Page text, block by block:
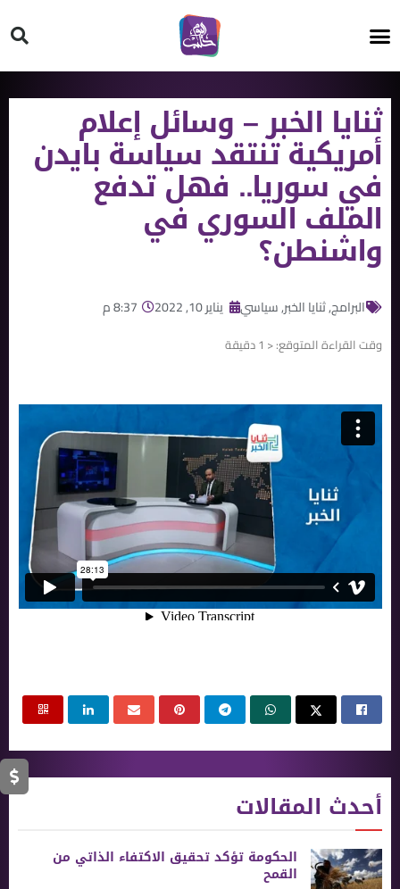
ثنايا الخبر – وسائل إعلام
أمريكية تنتقد سياسة بايدن
في سوريا.. فهل تدفع
الملف السوري في
واشنطن؟
البرامج,ثنايا الخبر,سياسي يناير 10, 2022 8:37 م
وقت القراءة المتوقع:< 1 دقيقة
أحدث المقالات
الحكومة تؤكد تحقيق الاكتفاء الذاتي من
القمح